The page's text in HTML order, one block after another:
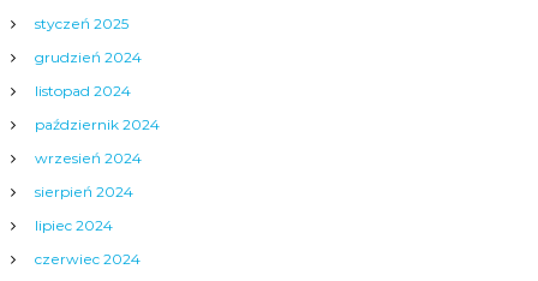
styczeń 2025
grudzień 2024
listopad 2024
październik 2024
wrzesień 2024
sierpień 2024
lipiec 2024
czerwiec 2024